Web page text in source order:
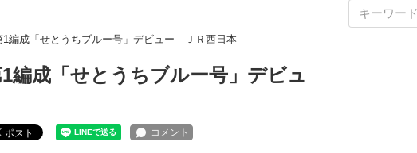
1編成「せとうちブルー号」デビュー ＪＲ西日本
1編成「せとうちブルー号」デビュ
ポスト